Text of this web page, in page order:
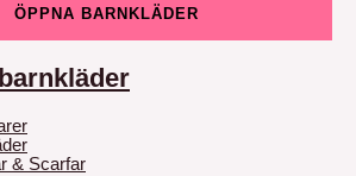
ÖPPNA BARNKLÄDER
& Scarfar